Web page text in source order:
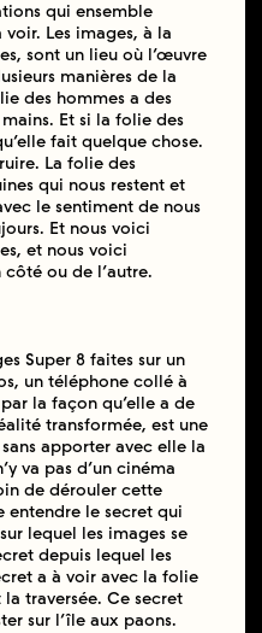
qui ensemble
Les images, à la
sont un lieu où l’œuvre
manières de la
des hommes a des
mains. Et si la folie des
fait quelque chose.
La folie des
qui nous restent et
le sentiment de nous
Et nous voici
et nous voici
ou de l’autre.
Super 8 faites sur un
un téléphone collé à
la façon qu’elle a de
transformée, est une
apporter avec elle la
va pas d’un cinéma
de dérouler cette
entendre le secret qui
lequel les images se
depuis lequel les
a à voir avec la folie
traversée. Ce secret
sur l’île aux paons.